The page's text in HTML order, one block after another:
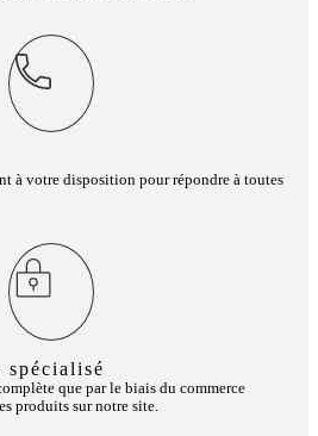
à votre disposition pour répondre à toutes
spécialisé
que par le biais du commerce
produits sur notre site.